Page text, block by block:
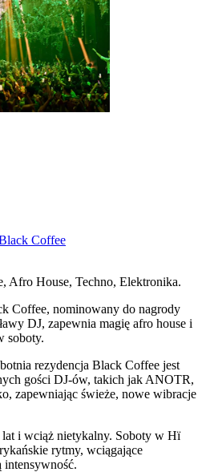
Coffee
Afro House, Techno, Elektronika.
Coffee, nominowany do nagrody
DJ, zapewnia magię afro house i
soboty.
rezydencja Black Coffee jest
gości DJ-ów, takich jak ANOTR,
zapewniając świeże, nowe wibracje
lat i wciąż nietykalny. Soboty w Hï
rytmy, wciągające